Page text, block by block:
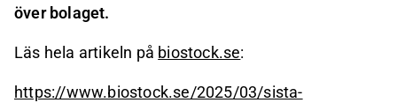
över bolaget.
Läs hela artikeln på biostock.se:
https://www.biostock.se/2025/03/sista-